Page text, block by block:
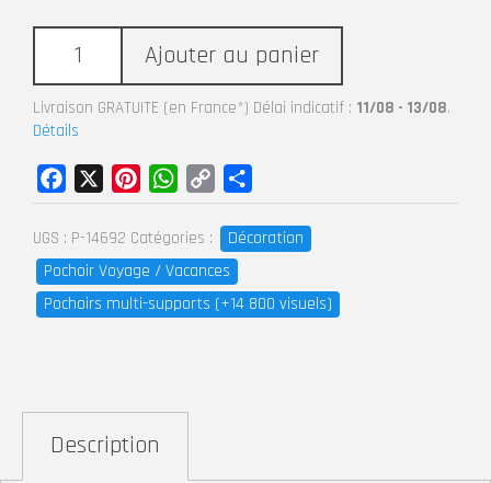
Ajouter au panier
Livraison GRATUITE (en France*) Délai indicatif : 11/08 - 13/08.
Détails
UGS : P-14692 Catégories :
Décoration
Pochoir Voyage / Vacances
Pochoirs multi-supports (+14 800 visuels)
Facebook PinterestWhatsApp
Copy
Link
Description